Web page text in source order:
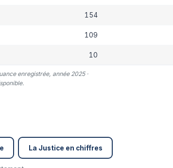
154
109
10
enregistrée, année 2025 ·
La Justice en chiffres